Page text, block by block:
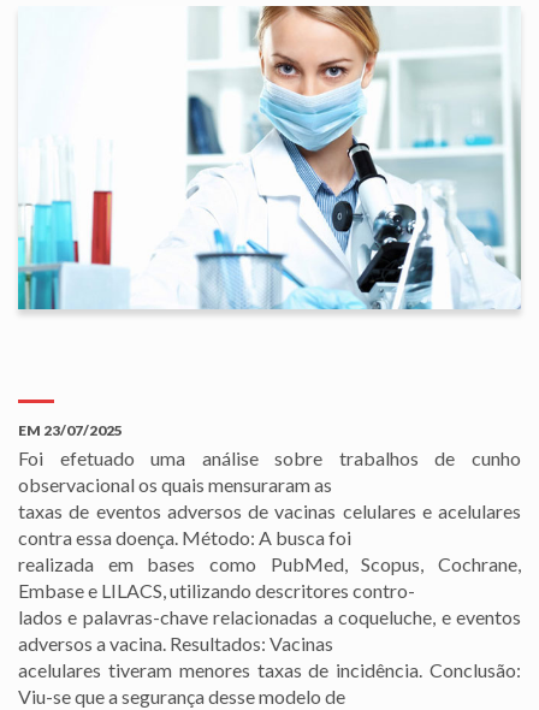
EM 23/07/2025
Foi efetuado uma análise sobre trabalhos de cunho
observacional os quais mensuraram as
taxas de eventos adversos de vacinas celulares e acelulares
contra essa doença. Método: A busca foi
realizada em bases como PubMed, Scopus, Cochrane,
Embase e LILACS, utilizando descritores contro-
lados e palavras-chave relacionadas a coqueluche, e eventos
adversos a vacina. Resultados: Vacinas
acelulares tiveram menores taxas de incidência. Conclusão:
Viu-se que a segurança desse modelo de